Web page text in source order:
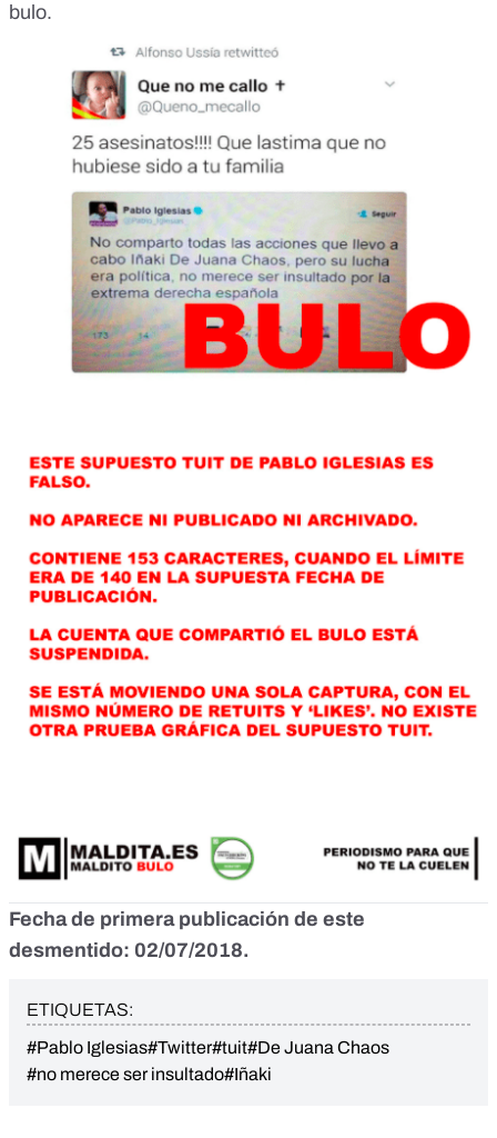
bulo.
Fecha de primera publicación de este
desmentido: 02/07/2018.
ETIQUETAS:
#Pablo Iglesias#Twitter#tuit#De Juana Chaos
#no merece ser insultado#Iñaki